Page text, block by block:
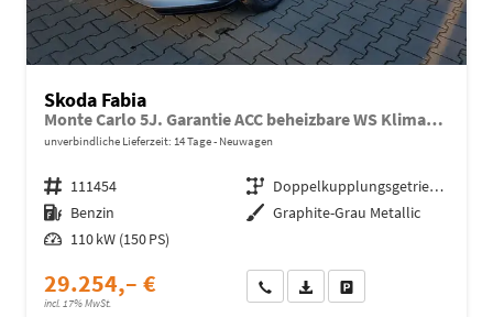
Skoda Fabia
Monte Carlo 5J. Garantie ACC beheizbare WS Klimaauto 16 Zoll LM Bi-LED Kamera Kessy
unverbindliche Lieferzeit: 14 Tage Neuwagen
Fahrzeugnr. 111454 Getriebe
Doppelkupplungsgetriebe (DSG)
Kraftstoff Benzin Außenfarbe Graphite-Grau Metallic
Leistung 110 kW (150 PS)
29.254,– €
incl. 17% MwSt.
Wir rufen Sie anFahrzeugexposé (PDF)